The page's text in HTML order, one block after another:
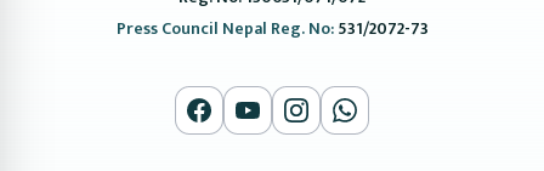
Press Council Nepal Reg. No:531/2072-73